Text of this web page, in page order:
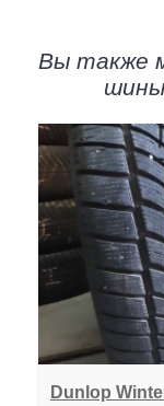
Вы также
Dunlop